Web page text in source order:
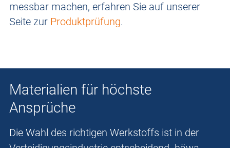
messbar machen, erfahren Sie auf unserer
Seite zur Produktprüfung.
Materialien für höchste
Ansprüche
Die Wahl des richtigen Werkstoffs ist in der